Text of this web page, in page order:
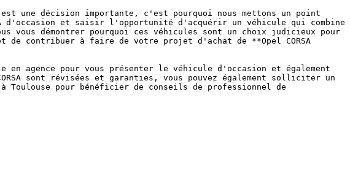
est une décision importante, c'est pourquoi nous mettons un point
d'occasion et saisir l'opportunité d'acquérir un véhicule qui combine
vous démontrer pourquoi ces véhicules sont un choix judicieux pour
de contribuer à faire de votre projet d'achat de **Opel CORSA
en agence pour vous présenter le véhicule d'occasion et également
sont révisées et garanties, vous pouvez également solliciter un
pour bénéficier de conseils de professionnel de